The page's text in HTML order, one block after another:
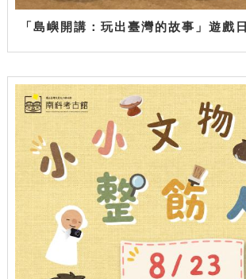
「島嶼開講：玩出臺灣的故事」遊戲日